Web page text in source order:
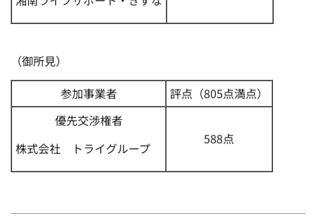
（御所見）
参加事業者
評点（805点満点）
優先交渉権者
株式会社 トライグループ
588点